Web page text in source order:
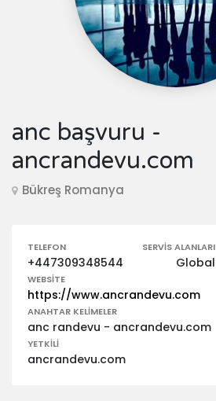
anc başvuru -
ancrandevu.com
Bükreş Romanya
TELEFON
+447309348544
SERVIS ALANLARI
Global
WEBSITE
https://www.ancrandevu.com
ANAHTAR KELIMELER
anc randevu - ancrandevu.com
YETKILI
ancrandevu.com